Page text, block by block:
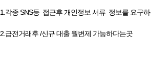
1.각종 SNS등 접근후 개인정보 서류 정보를 요구
2.급전거래후 /신규 대출 월변제 가능하다는곳